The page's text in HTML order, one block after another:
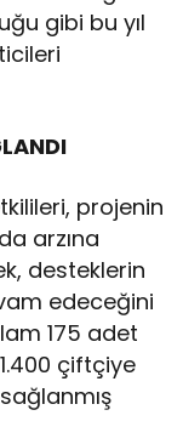
gibi bu yıl
projenin
arzına
desteklerin
edeceğini
175 adet
çiftçiye